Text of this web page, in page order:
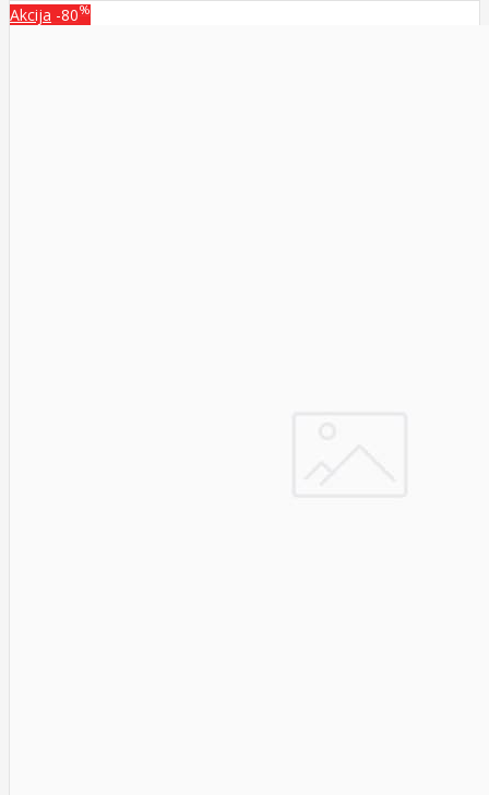
Akcija -80%